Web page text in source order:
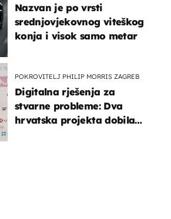
Nazvan je po vrsti
srednjovjekovnog viteškog
konja i visok samo metar
POKROVITELJ PHILIP MORRIS ZAGREB
Digitalna rješenja za
stvarne probleme: Dva
hrvatska projekta dobila